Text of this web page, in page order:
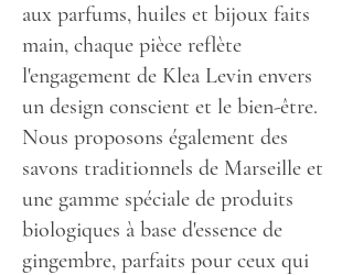
aux parfums, huiles et bijoux faits
main, chaque pièce reflète
l'engagement de Klea Levin envers
un design conscient et le bien-être.
Nous proposons également des
savons traditionnels de Marseille et
une gamme spéciale de produits
biologiques à base d'essence de
gingembre, parfaits pour ceux qui